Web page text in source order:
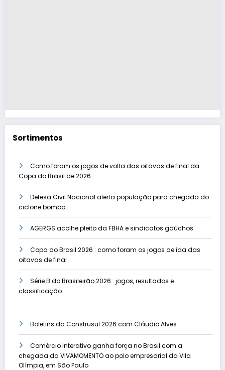
Sortimentos
Como foram os jogos de volta das oitavas de final da
Copa do Brasil de 2026
Defesa Civil Nacional alerta população para chegada do
ciclone bomba
AGERGS acolhe pleito da FBHA e sindicatos gaúchos
Copa do Brasil 2026 : como foram os jogos de ida das
oitavas de final
Série B do Brasileirão 2026 : jogos, resultados e
classificação
Boletins da Construsul 2026 com Cláudio Alves
Comércio Interativo ganha força no Brasil com a
chegada da VIVAMOMENTO ao polo empresarial da Vila
Olímpia, em São Paulo